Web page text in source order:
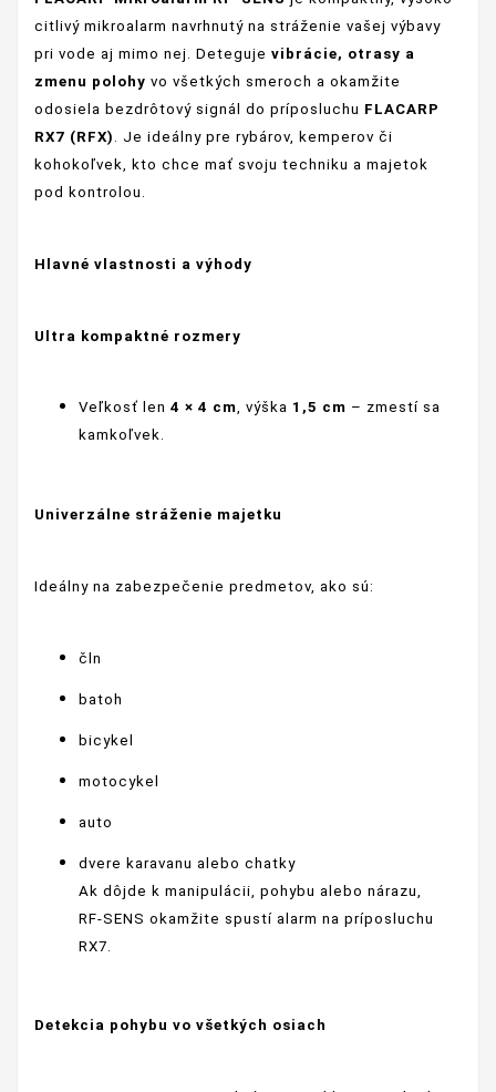
citlivý mikroalarm navrhnutý na stráženie vašej výbavy
pri vode aj mimo nej. Deteguje vibrácie, otrasy a
zmenu polohy vo všetkých smeroch a okamžite
odosiela bezdrôtový signál do príposluchu FLACARP
RX7 (RFX) . Je ideálny pre rybárov, kemperov či
kohokoľvek, kto chce mať svoju techniku a majetok
pod kontrolou.
Hlavné vlastnosti a výhody
Ultra kompaktné rozmery
Veľkosť len 4 × 4 cm, výška 1,5 cm – zmestí sa
kamkoľvek.
Univerzálne stráženie majetku
Ideálny na zabezpečenie predmetov, ako sú:
čln
batoh
bicykel
motocykel
auto
dvere karavanu alebo chatky
Ak dôjde k manipulácii, pohybu alebo nárazu,
RF‑SENS okamžite spustí alarm na príposluchu
RX7.
Detekcia pohybu vo všetkých osiach